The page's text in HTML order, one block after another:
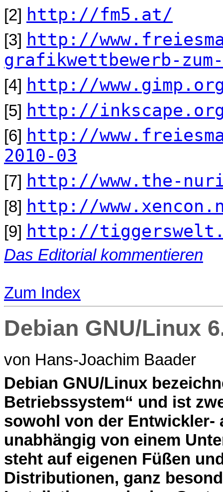
[2] http://fm5.at/
[3] http://
grafikwettbewerb-
[4] http://
[5] http://
[6] http://
2010-03
[7] http://www.the-
[8] http://
[9] http://
Das Editorial kommentieren
Zum Index
Debian GNU/Linux
von Hans-Joachim Baader
Debian GNU/Linux
Betriebssystem“ und ist
sowohl von der Entwickler-
unabhängig von einem
steht auf eigenen Füßen
Distributionen, ganz